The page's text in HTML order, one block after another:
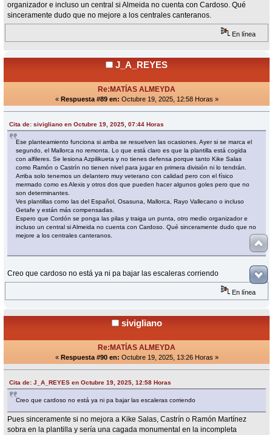
organizador e incluso un central si Almeida no cuenta con Cardoso. Qué
sinceramente dudo que no mejore a los centrales canteranos.
En línea
J_A_REYES
Re:MATÍAS ALMEYDA
« Respuesta #89 en: Octubre 19, 2025, 12:58 Horas »
Cita de: sivigliano en Octubre 19, 2025, 07:44 Horas
Ese planteamiento funciona si arriba se resuelven las ocasiones. Ayer si se marca el
segundo, el Mallorca no remonta. Lo que está claro es que la plantilla está cogida
con alfileres. Se lesiona Azpilikueta y no tienes defensa porque tanto Kike Salas
como Ramón o Castrín no tienen nivel para jugar en primera división ni lo tendrán.
Arriba solo tenemos un delantero muy veterano con calidad pero con el físico
mermado como es Alexis y otros dos que pueden hacer algunos goles pero que no
son determinantes.
Ves plantillas como las del Español, Osasuna, Mallorca, Rayo Vallecano o incluso
Getafe y están más compensadas.
Espero que Cordón se ponga las pilas y traiga un punta, otro medio organizador e
incluso un central si Almeida no cuenta con Cardoso. Qué sinceramente dudo que no
mejore a los centrales canteranos.
Creo que cardoso no está ya ni pa bajar las escaleras corriendo
En línea
sivigliano
Re:MATÍAS ALMEYDA
« Respuesta #90 en: Octubre 19, 2025, 13:26 Horas »
Cita de: J_A_REYES en Octubre 19, 2025, 12:58 Horas
Creo que cardoso no está ya ni pa bajar las escaleras corriendo
Pues sinceramente si no mejora a Kike Salas, Castrín o Ramón Martínez
sobra en la plantilla y sería una cagada monumental en la incompleta